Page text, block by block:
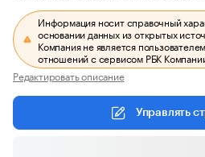
Информация носит справочный
основании данных из открытых
Компания не является
отношений с сервисом РБК
Редактировать описание
Управлять